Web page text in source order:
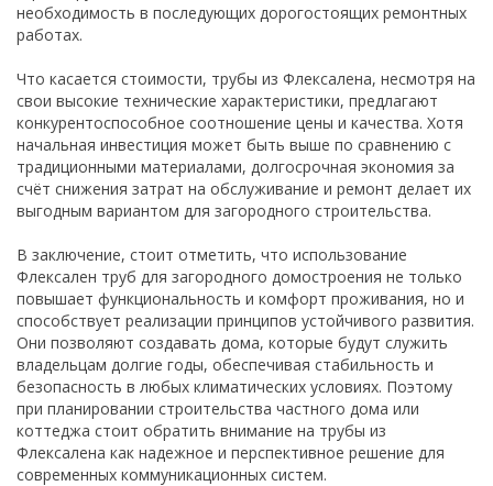
необходимость в последующих дорогостоящих ремонтных
работах.
Что касается стоимости, трубы из Флексалена, несмотря на
свои высокие технические характеристики, предлагают
конкурентоспособное соотношение цены и качества. Хотя
начальная инвестиция может быть выше по сравнению с
традиционными материалами, долгосрочная экономия за
счёт снижения затрат на обслуживание и ремонт делает их
выгодным вариантом для загородного строительства.
В заключение, стоит отметить, что использование
Флексален труб для загородного домостроения не только
повышает функциональность и комфорт проживания, но и
способствует реализации принципов устойчивого развития.
Они позволяют создавать дома, которые будут служить
владельцам долгие годы, обеспечивая стабильность и
безопасность в любых климатических условиях. Поэтому
при планировании строительства частного дома или
коттеджа стоит обратить внимание на трубы из
Флексалена как надежное и перспективное решение для
современных коммуникационных систем.